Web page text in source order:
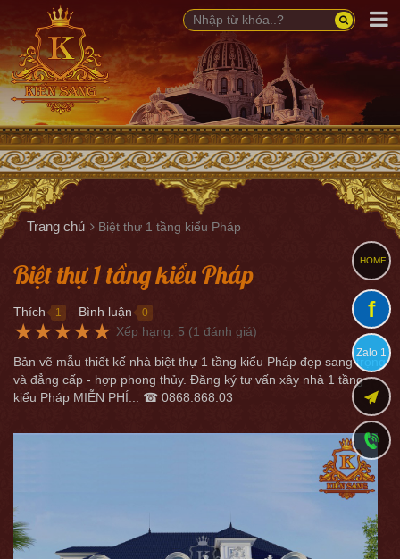
Trang chủ Biệt thự 1 tầng kiểu Pháp
Biệt thự 1 tầng kiểu Pháp
Thích 1 Bình luận 0
★★★★★ Xếp hạng: 5 (1 đánh giá)
Bản vẽ mẫu thiết kế nhà biệt thự 1 tầng kiểu Pháp đẹp sang trọng
và đẳng cấp - hợp phong thủy. Đăng ký tư vấn xây nhà 1 tầng
kiểu Pháp MIỄN PHÍ... ☎ 0868.868.03
HOME
f
Zalo 1